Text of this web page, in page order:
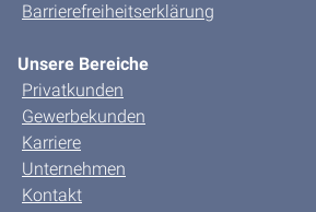
Barrierefreiheitserklärung
Unsere Bereiche
Privatkunden
Gewerbekunden
Karriere
Unternehmen
Kontakt